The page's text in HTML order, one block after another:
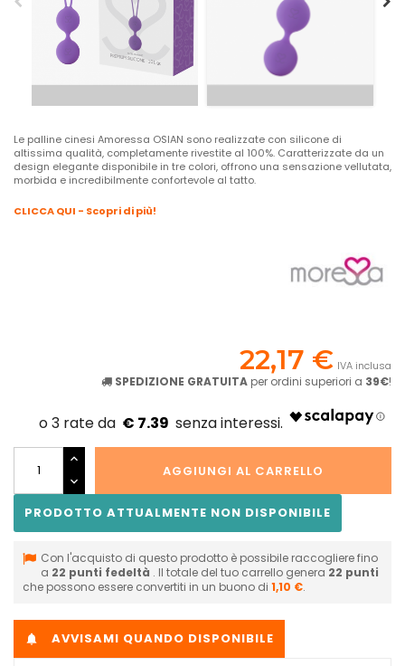
Le palline cinesi Amoressa OSIAN sono realizzate con silicone di
altissima qualità, completamente rivestite al 100%. Caratterizzate da un
design elegante disponibile in tre colori, offrono una sensazione vellutata,
morbida e incredibilmente confortevole al tatto.
CLICCA QUI - Scopri di più!
22,17 € IVA inclusa
SPEDIZIONE GRATUITA per ordini superiori a 39€!
€ 7.39
AGGIUNGI AL CARRELLO
PRODOTTO ATTUALMENTE NON DISPONIBILE
Con l'acquisto di questo prodotto è possibile raccogliere fino
a 22 punti fedeltà . Il totale del tuo carrello genera 22 punti
che possono essere convertiti in un buono di 1,10 €.
 AVVISAMI QUANDO DISPONIBILE